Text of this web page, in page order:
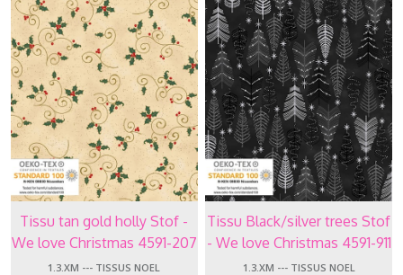
Tissu tan gold holly Stof -
We love Christmas 4591-207
1.3.XM --- TISSUS NOEL
Tissu Black/silver trees Stof
- We love Christmas 4591-911
1.3.XM --- TISSUS NOEL